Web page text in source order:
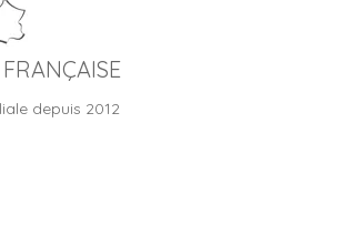
depuis 2012